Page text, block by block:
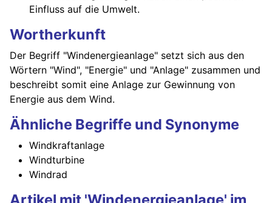
Einfluss auf die Umwelt.
Wortherkunft
Der Begriff "Windenergieanlage" setzt sich aus den
Wörtern "Wind", "Energie" und "Anlage" zusammen und
beschreibt somit eine Anlage zur Gewinnung von
Energie aus dem Wind.
Ähnliche Begriffe und Synonyme
Windkraftanlage
Windturbine
Windrad